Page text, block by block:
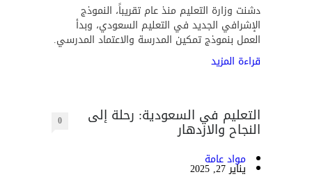
دشنت وزارة التعليم منذ عام تقريباً، النموذج
الإشرافي الجديد في التعليم السعودي، وبدأ
العمل بنموذج تمكين المدرسة والاعتماد المدرسي.
قراءة المزيد
التعليم في السعودية: رحلة إلى
النجاح والازدهار 0
مواد عامة
يناير 27, 2025